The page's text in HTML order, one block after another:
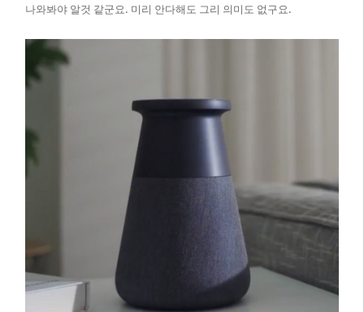
나와봐야 알것 같군요. 미리 안다해도 그리 의미도 없구요.